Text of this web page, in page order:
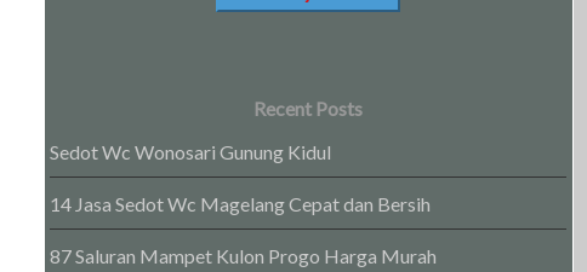
Recent Posts
Sedot Wc Wonosari Gunung Kidul
14 Jasa Sedot Wc Magelang Cepat dan Bersih
87 Saluran Mampet Kulon Progo Harga Murah